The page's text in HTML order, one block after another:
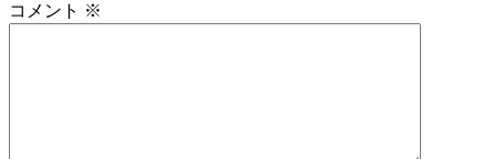
コメント ※